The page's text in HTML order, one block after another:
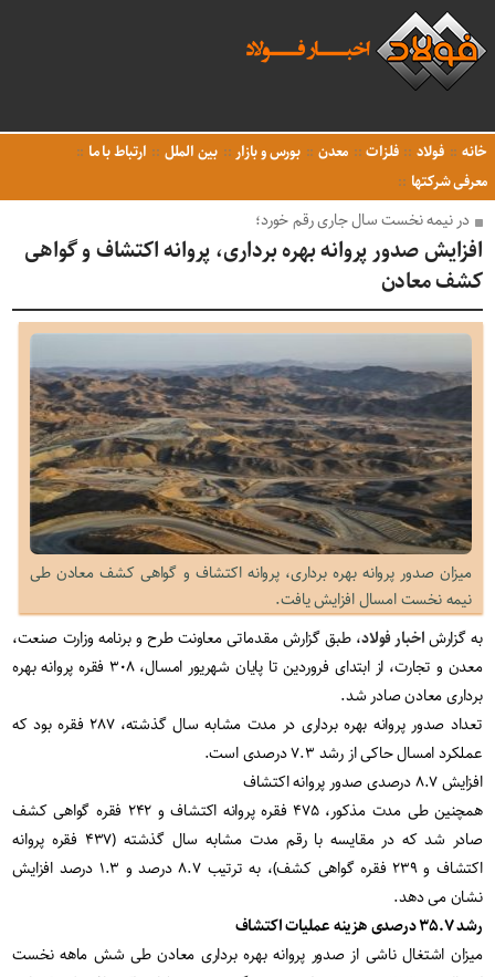
خانه فولاد فلزات معدن بورس و بازار بین الملل
ارتباط با ما
معرفی شرکتها
در نیمه نخست سال جاری رقم خورد؛
افزایش صدور پروانه بهره برداری، پروانه اکتشاف و گواهی
کشف معادن
میزان صدور پروانه بهره برداری، پروانه اکتشاف و گواهی کشف معادن طی
نیمه نخست امسال افزایش یافت.
به گزارشاخبار فولاد، طبق گزارش مقدماتی معاونت طرح و برنامه وزارت صنعت،
معدن و تجارت، از ابتدای فروردین تا پایان شهریور امسال، ۳۰۸ فقره پروانه بهره
برداری معادن صادر شد.
تعداد صدور پروانه بهره برداری در مدت مشابه سال گذشته، ۲۸۷ فقره بود که
عملکرد امسال حاکی از رشد ۷.۳ درصدی است.
افزایش ۸.۷ درصدی صدور پروانه اکتشاف
همچنین طی مدت مذکور، ۴۷۵ فقره پروانه اکتشاف و ۲۴۲ فقره گواهی کشف
صادر شد که در مقایسه با رقم مدت مشابه سال گذشته (۴۳۷ فقره پروانه
اکتشاف و ۲۳۹ فقره گواهی کشف)، به ترتیب ۸.۷ درصد و ۱.۳ درصد افزایش
نشان می دهد.
رشد ۳۵.۷ درصدی هزینه عملیات اکتشاف
میزان اشتغال ناشی از صدور پروانه بهره برداری معادن طی شش ماهه نخست